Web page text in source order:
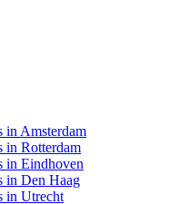
in Amsterdam
in Rotterdam
in Eindhoven
in Den Haag
in Utrecht